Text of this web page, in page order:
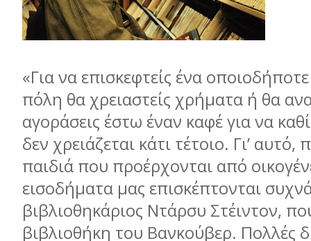
«Για να επισκεφτείς ένα
πόλη θα χρειαστείς χρήµατα ή θα
αγοράσεις έστω έναν καφέ για να
δεν χρειάζεται κάτι τέτοιο. Γι’
παιδιά που προέρχονται από
εισοδήµατα µας επισκέπτονται
βιβλιοθηκάριος Ντάρσυ Στέιντον,
βιβλιοθήκη του Βανκούβερ. Πολλές